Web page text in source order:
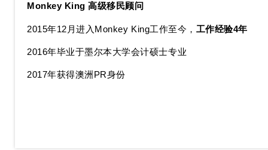
Monkey King 高级移民顾问
2015年12月进入Monkey King工作至今， 工作经验4年
2016年毕业于墨尔本大学会计硕士专业
2017年获得澳洲PR身份